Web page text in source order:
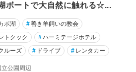
ボートで大自然に触れる☆...
ポ湖 #善き羊飼いの教会
トクック #ハーミテージホテル
ルーズ # ドライブ # レンタカー
公園周辺